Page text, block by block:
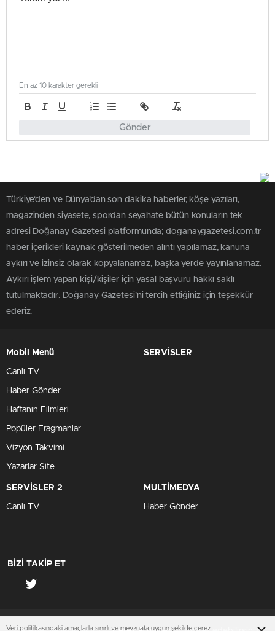
Gönder
En az 10 karakter gerekli
Türkiye'den ve Dünya’dan son dakika haberler, köşe yazıları,
magazinden siyasete, spordan seyahate bütün konuların tek
adresi Doğanay Gazetesi platformunda; doganaygazetesi.com.tr
haber içerikleri kaynak gösterilmeden alıntı yapılamaz, kanuna
aykırı ve izinsiz olarak kopyalanamaz, başka yerde yayınlanamaz.
Aykırı işlem yapan kişi/kişiler için yasal başvuru hakkı saklı
tutulmaktadır. Doğanay Gazetesi'ni tercih ettiğiniz için teşekkür
ederiz.
Mobil Menü
Canlı TV
Haber Gönder
Haftanın Filmleri
Popüler Fragmanlar
Vizyon Takvimi
Yazarlar Site
SERVİSLER
SERVİSLER 2
Canlı TV
MULTİMEDYA
Haber Gönder
BİZİ TAKİP ET
Veri politikasındaki amaçlarla sınırlı ve mevzuata uygun şekilde çerez